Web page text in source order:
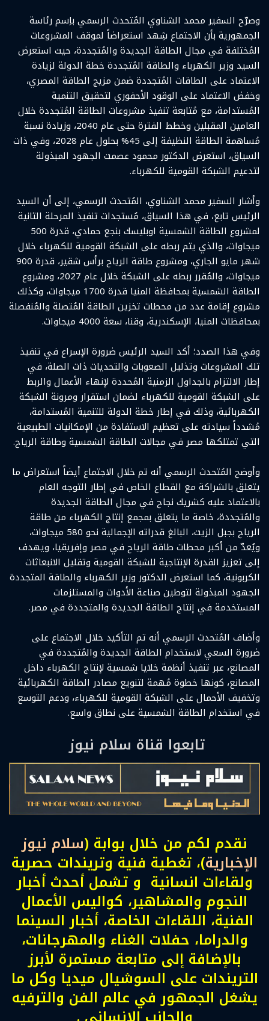
وصرّح السفير محمد الشناوي المُتحدث الرسمي باِسم رئاسة
الجمهورية بأن الاجتماع شِهد استعراضاً لموقف المشروعات
المُختلفة في مجال الطاقة الجديدة والمُتجددة، حيث استعرض
السيد وزير الكهرباء والطاقة المُتجددة خطة الدولة لزيادة
الاعتماد على الطاقات المُتجددة ضمن مزيج الطاقة المصري،
وخفض الاعتماد على الوقود الأحفوري لتحقيق التنمية
المُستدامة، مع مُتابعة تنفيذ مشروعات الطاقة المُتجددة خلال
العامين المقبلين وخطط الفترة حتى عام 2040، وزيادة نسبة
مُساهمة الطاقة النظيفة إلى 45% بحلول عام 2028، وفي ذات
السياق، استعرض الدكتور محمود عصمت الجهود المبذولة
لتدعيم الشبكة القومية للكهرباء.
وأشار السفير محمد الشناوي، المُتحدث الرسمي، إلى أن السيد
الرئيس تابع، في هذا السياق، مُستجدات تنفيذ المرحلة الثانية
لمشروع الطاقة الشمسية اوبليسك بنجع حمادي، قدرة 500
ميجاوات، والذي يتم ربطه على الشبكة القومية للكهرباء خلال
شهر مايو الجاري، ومشروع طاقة الرياح برأس شقير، قدرة 900
ميجاوات، والمُقرر ربطه على الشبكة خلال عام 2027، ومشروع
الطاقة الشمسية بمحافظة المنيا قدرة 1700 ميجاوات، وكذلك
مشروع إقامة عدد من محطات تخزين الطاقة المُتصلة والمُنفصلة
بمحافظات المنيا، الإسكندرية، وقنا، سعة 4000 ميجاوات.
وفي هذا الصدد؛ أكد السيد الرئيس ضرورة الإسراع في تنفيذ
تلك المشروعات وتذليل الصعوبات والتحديات ذات الصلة، في
إطار الالتزام بالجداول الزمنية المُحددة لإنهاء الأعمال والربط
على الشبكة القومية للكهرباء لضمان استقرار ومرونة الشبكة
الكهربائية، وذلك في إطار خطة الدولة للتنمية المُستدامة،
مُشدداً سيادته على تعظيم الاستفادة من الإمكانيات الطبيعية
التي تمتلكها مصر في مجالات الطاقة الشمسية وطاقة الرياح.
وأوضح المُتحدث الرسمي أنه تم خلال الاجتماع أيضاً استعراض ما
يتعلق بالشراكة مع القطاع الخاص في إطار التوجه العام
بالاعتماد عليه كشريك نجاح في مجال الطاقة الجديدة
والمُتجددة، خاصة ما يتعلق بمجمع إنتاج الكهرباء من طاقة
الرياح بجبل الزيت، البالغ قدراته الإجمالية نحو 580 ميجاوات،
ويُعدّ من أكبر محطات طاقة الرياح في مصر وإفريقيا، ويهدف
إلى تعزيز القدرة الإنتاجية للشبكة القومية وتقليل الانبعاثات
الكربونية، كما استعرض الدكتور وزير الكهرباء والطاقة المتجددة
الجهود المبذولة لتوطين صناعة الأدوات والمستلزمات
المستخدمة في إنتاج الطاقة الجديدة والمتجددة في مصر.
وأضاف المُتحدث الرسمي أنه تم التأكيد خلال الاجتماع على
ضرورة السعي لاستخدام الطاقة الجديدة والمُتجددة في
المصانع، عبر تنفيذ أنظمة خلايا شمسية لإنتاج الكهرباء داخل
المصانع، كونها خطوة مُهمة لتنويع مصادر الطاقة الكهربائية
وتخفيف الأحمال على الشبكة القومية للكهرباء، ودعم التوسع
في استخدام الطاقة الشمسية على نطاق واسع.
تابعوا قناة سلام نيوز
نقدم لكم من خلال بوابة (سلام نيوز
الإخبارية)، تغطية فنية وتريندات حصرية
ولقاءات انسانية و تشمل أحدث أخبار
النجوم والمشاهير، كواليس الأعمال
الفنية، اللقاءات الخاصة، أخبار السينما
والدراما، حفلات الغناء والمهرجانات،
بالإضافة إلى متابعة مستمرة لأبرز
التريندات على السوشيال ميديا وكل ما
يشغل الجمهور في عالم الفن والترفيه